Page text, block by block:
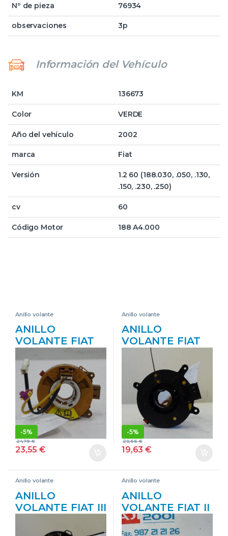
Nº de pieza 76934
observaciones 3p
Información del Vehículo
KM 136673
Color VERDE
Año del vehículo 2002
marca Fiat
Versión
1.2 60 (188.030, .050, .130,
.150, .230, .250)
cv 60
Código Motor 188 A4.000
Anillo volante
ANILLO
VOLANTE FIAT
DOBLO CARGO
CAJA/CHASIS
(263) 1.3 D
MULTIJET 199
A3.000 199A3000
59001158
BLANCO
-5%
23,55€
24,79€
Anillo volante
ANILLO
VOLANTE FIAT
STILO (192)(2001-
>) 1.9 JTD
(192_XE1A) 192
A1.000 192A1000
AMARILLO
-5%
19,63€
20,66€
Anillo volante
ANILLO
VOLANTE FIAT III
(2012->) 1.3
Anillo volante
ANILLO
VOLANTE FIAT II
PUNTO (188)
BERLINA (1999->)